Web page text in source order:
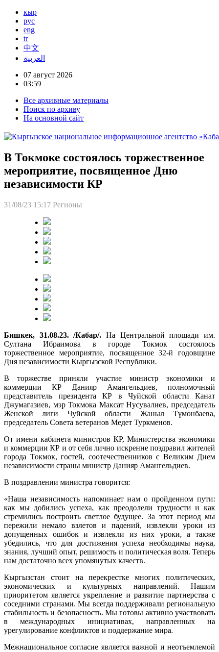
кыр
рус
eng
tr
中文
العربية
07 август 2026
03:59
Все архивные материалы
Поиск по архиву
На основной сайт
В Токмоке состоялось торжественное
мероприятие, посвященное Дню
независимости КР
31/08/23 15:17 Регионы
Бишкек, 31.08.23. /Кабар/. На Центральной площади им.
Султана Ибраимова в городе Токмок состоялось
торжественное мероприятие, посвященное 32-й годовщине
Дня независимости Кыргызской Республики.
В торжестве приняли участие министр экономики и
коммерции КР Данияр Амангельдиев, полномочный
представитель президента КР в Чуйской области Канат
Джумагазиев, мэр Токмока Максат Нусувалиев, председатель
Женской лиги Чуйской области Жаныл Түмөнбаева,
председатель Совета ветеранов Медет Туркменов.
От имени кабинета министров КР, Министерства экономики
и коммерции КР и от себя лично искренне поздравил жителей
города Токмок, гостей, соотечественников с Великим Днем
независимости страны министр Данияр Амангельдиев.
В поздравлении министра говорится:
«Наша независимость напоминает нам о пройденном пути:
как мы добились успеха, как преодолели трудности и как
стремились построить светлое будущее. За этот период мы
пережили немало взлетов и падений, извлекли уроки из
допущенных ошибок и извлекли из них уроки, а также
убедились, что для достижения успеха необходимы наука,
знания, лучший опыт, решимость и политическая воля. Теперь
нам достаточно всех упомянутых качеств.
Кыргызстан стоит на перекрестке многих политических,
экономических и культурных направлений. Нашим
приоритетом является укрепление и развитие партнерства с
соседними странами. Мы всегда поддерживали региональную
стабильность и безопасность. Мы готовы активно участвовать
в международных инициативах, направленных на
урегулирование конфликтов и поддержание мира.
Межнациональное согласие является важной и неотъемлемой